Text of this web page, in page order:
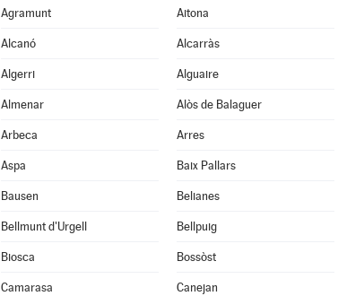
Agramunt Aitona
Alcanó Alcarràs
Algerri Alguaire
Almenar Alòs de Balaguer
Arbeca Arres
Aspa Baix Pallars
Bausen Belianes
Bellmunt d'Urgell Bellpuig
Biosca Bossòst
Camarasa Canejan